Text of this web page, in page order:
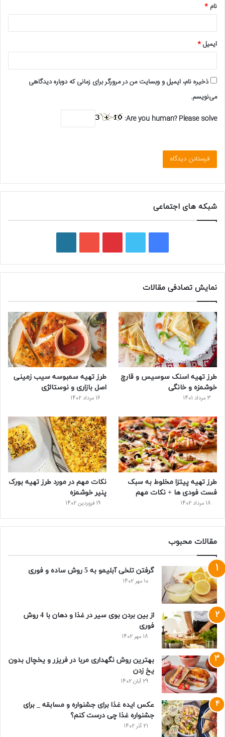
نام *
ایمیل*
ذخیره نام، ایمیل و وبسایت من در مرورگر برای زمانی که دوباره دیدگاهی
می‌نویسم.
Are you human? Please solve:
شبکه های اجتماعی
ی
س
ب
ک
و
ی
ت
ر
ی
ت
ر
ی
س
ت
و
ی
و
ب
ر
پ
ر
س
نمایش تصادفی مقالات
طرز تهیه اسنک سوسیس و قارچ
خوشمزه و خانگی
3 مرداد 1401
طرز تهیه سمبوسه سیب زمینی
اصل بازاری و نوستالژی
16 مرداد 1402
طرز تهیه پیتزا مخلوط به سبک
فست فودی ها + نکات مهم
18 مرداد 1402
نکات مهم در مورد طرز تهیه بورک
پنیر خوشمزه
19 فروردین 1402
مقالات محبوب
گرفتن تلخی آبلیمو به 5 روش ساده و فوری
10 مهر 1402
از بین بردن بوی سیر در غذا و دهان با 4 روش
فوری
18 مهر 1402
بهترین روش نگهداری مربا در فریزر و یخچال بدون
یخ زدن
29 آبان 1402
عکس ایده غذا برای جشنواره و مسابقه _ برای
جشنواره غذا چی درست کنم؟
21 آذر 1402